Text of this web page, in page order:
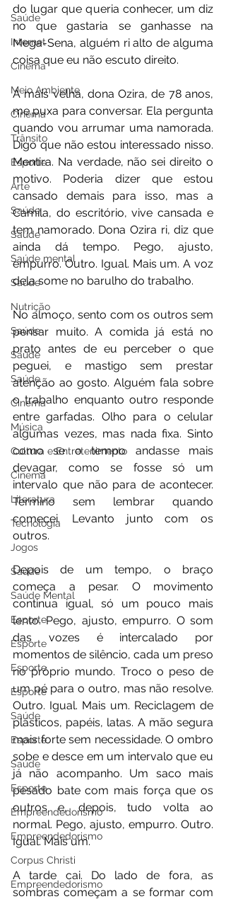
Saúde
Internet
Cinema
Meio Ambiente
Cinema
Trânsito
Esporte
Arte
Saúde
Saúde
Saúde mental
Saúde
Nutrição
Saúde
Saúde
Saúde
Cinema
Música
Cultura e Entretenimento
Cinema
Literatura
Tecnologia
Jogos
Saúde
Saúde Mental
Esporte
Esporte
Esporte
Esporte
Saúde
Esporte
Saúde
Esporte
Empreendedorismo
Empreendedorismo
Corpus Christi
Empreendedorismo
do lugar que queria conhecer, um diz
no que gastaria se ganhasse na
Mega-Sena, alguém ri alto de alguma
coisa que eu não escuto direito.
A mais velha, dona Ozira, de 78 anos,
me puxa para conversar. Ela pergunta
quando vou arrumar uma namorada.
Digo que não estou interessado nisso.
Mentira. Na verdade, não sei direito o
motivo. Poderia dizer que estou
cansado demais para isso, mas a
Camila, do escritório, vive cansada e
tem namorado. Dona Ozira ri, diz que
ainda dá tempo. Pego, ajusto,
empurro. Outro. Igual. Mais um. A voz
dela some no barulho do trabalho.
No almoço, sento com os outros sem
pensar muito. A comida já está no
prato antes de eu perceber o que
peguei, e mastigo sem prestar
atenção ao gosto. Alguém fala sobre
o trabalho enquanto outro responde
entre garfadas. Olho para o celular
algumas vezes, mas nada fixa. Sinto
como se o tempo andasse mais
devagar, como se fosse só um
intervalo que não para de acontecer.
Termino sem lembrar quando
comecei. Levanto junto com os
outros.
Depois de um tempo, o braço
começa a pesar. O movimento
continua igual, só um pouco mais
lento. Pego, ajusto, empurro. O som
das vozes é intercalado por
momentos de silêncio, cada um preso
no próprio mundo. Troco o peso de
um pé para o outro, mas não resolve.
Outro. Igual. Mais um. Reciclagem de
plásticos, papéis, latas. A mão segura
mais forte sem necessidade. O ombro
sobe e desce em um intervalo que eu
já não acompanho. Um saco mais
pesado bate com mais força que os
outros e, depois, tudo volta ao
normal. Pego, ajusto, empurro. Outro.
Igual. Mais um.
A tarde cai. Do lado de fora, as
sombras começam a se formar com